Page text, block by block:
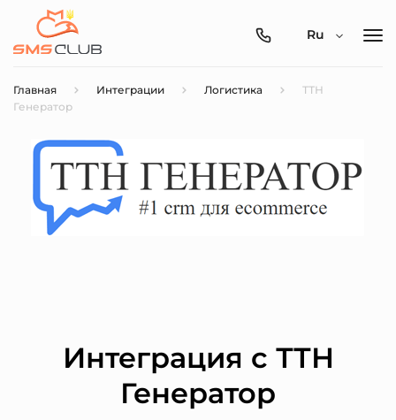
0800-
Ru
Главная Интеграции Логистика
ТТН
Генератор
Интеграция с ТТН
Генератор